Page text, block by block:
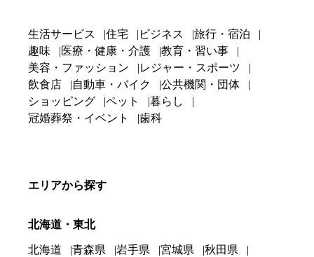
生活サービス 住宅 ビジネス
旅行・宿泊
趣味
医療・健康・介護
教育・習い事
美容・ファッション
レジャー・スポーツ
飲食店
自動車・バイク
公共機関・団体
ショッピング
ペット
暮らし
冠婚葬祭・イベント
歯科
エリアから探す
北海道・東北
北海道 青森県 岩手県 宮城県
秋田県